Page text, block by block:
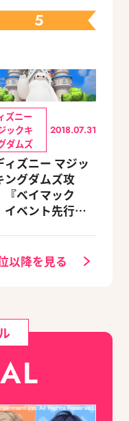
ク
5
ズニー
ックキ
ダムズ
2018.07.31
ィズニー マジッ
ングダムズ攻
『ベイマック
イベント先行体
以降を見る